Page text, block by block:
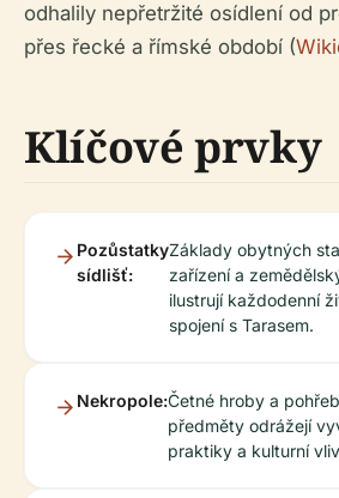
odhalily nepřetržité osídlení od
přes řecké a římské období (
Klíčové prvky
Pozůstatky
sídlišť:
Základy obytných
zařízení a
ilustrují každodenní
spojení s Tarasem.
Nekropole:Četné hroby a
předměty odrážejí
praktiky a kulturní